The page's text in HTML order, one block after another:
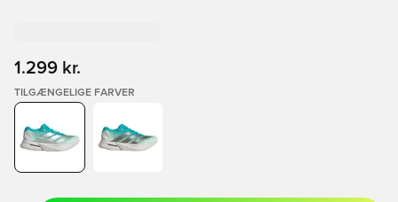
1.299 kr.
TILGÆNGELIGE FARVER